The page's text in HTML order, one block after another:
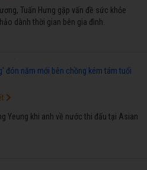
Tuấn Hưng gặp vấn đề sức khỏe
dành thời gian bên gia đình.
đón năm mới bên chồng kém tám tuổi
Yeung khi anh về nước thi đấu tại Asian